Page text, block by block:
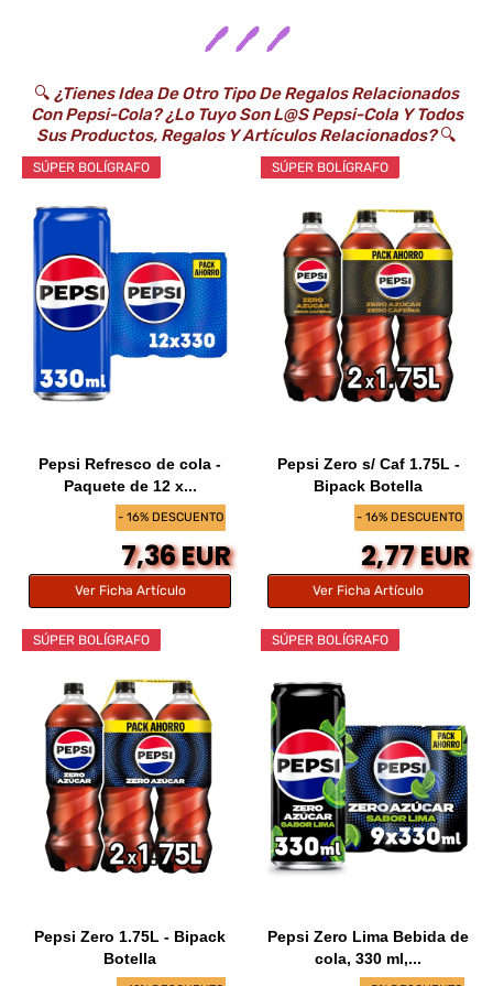
🖊️ 🖊️ 🖊️
🔍 ¿Tienes Idea De Otro Tipo De Regalos Relacionados
Con Pepsi-Cola? ¿Lo Tuyo Son L@s Pepsi-Cola Y Todos
Sus Productos, Regalos Y Artículos Relacionados?🔍
- 16% DESCUENTO
SÚPER BOLÍGRAFO
Pepsi Refresco de cola -
Paquete de 12 x...
7,36 EUR
Ver Ficha Artículo
- 16% DESCUENTO
SÚPER BOLÍGRAFO
Pepsi Zero s/ Caf 1.75L -
Bipack Botella
2,77 EUR
Ver Ficha Artículo
SÚPER BOLÍGRAFO
Pepsi Zero 1.75L - Bipack
Botella
SÚPER BOLÍGRAFO
Pepsi Zero Lima Bebida de
cola, 330 ml,...